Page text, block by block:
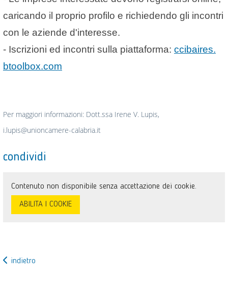
caricando il proprio profilo e richiedendo gli incontri
con le aziende d'interesse.
- Iscrizioni ed incontri sulla piattaforma: ccibaires.
btoolbox.com
Per maggiori informazioni: Dott.ssa Irene V. Lupis,
i.lupis@unioncamere-calabria.it
condividi
Contenuto non disponibile senza accettazione dei cookie.
ABILITA I COOKIE
indietro